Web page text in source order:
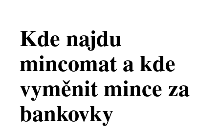
Kde najdu
mincomat a kde
vyměnit mince za
bankovky